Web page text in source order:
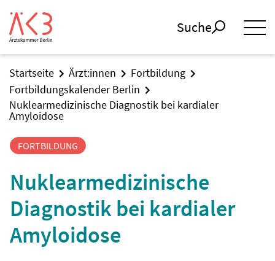
Suche
Startseite Ärzt:innen
Fortbildung
Fortbildungskalender Berlin
Nuklearmedizinische Diagnostik bei kardialer
Amyloidose
FORTBILDUNG
Nuklearmedizinische
Diagnostik bei kardialer
Amyloidose